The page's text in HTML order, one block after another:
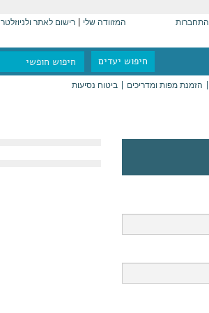
התחברות המזוודה שלי רישום לאתר ולניוזלטר
חיפוש יעדים
הזמנת מפות ומדריכים ביטוח נסיעות